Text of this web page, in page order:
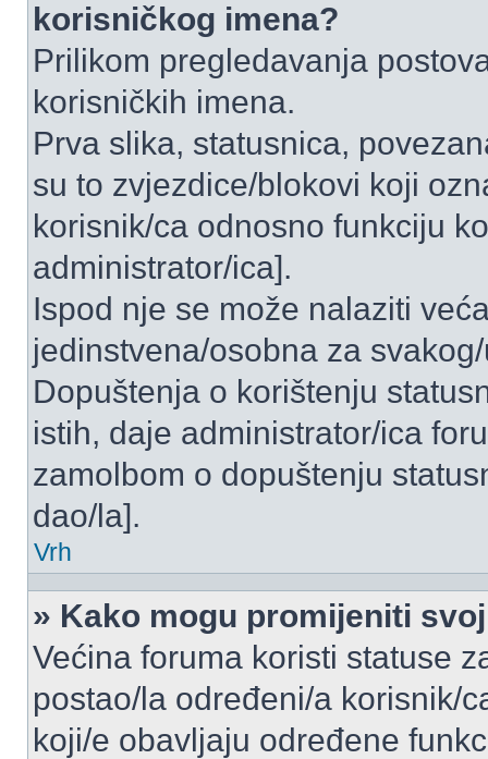
korisničkog imena?
Prilikom pregledavanja
korisničkih imena.
Prva slika, statusnica,
su to zvjezdice/blokovi koji
korisnik/ca odnosno funkciju
administrator/ica].
Ispod nje se može nalaziti
jedinstvena/osobna za
Dopuštenja o korištenju
istih, daje administrator/ica
zamolbom o dopuštenju
dao/la].
Vrh
» Kako mogu promijeniti
Većina foruma koristi statuse
postao/la određeni/a korisnik/
koji/e obavljaju određene